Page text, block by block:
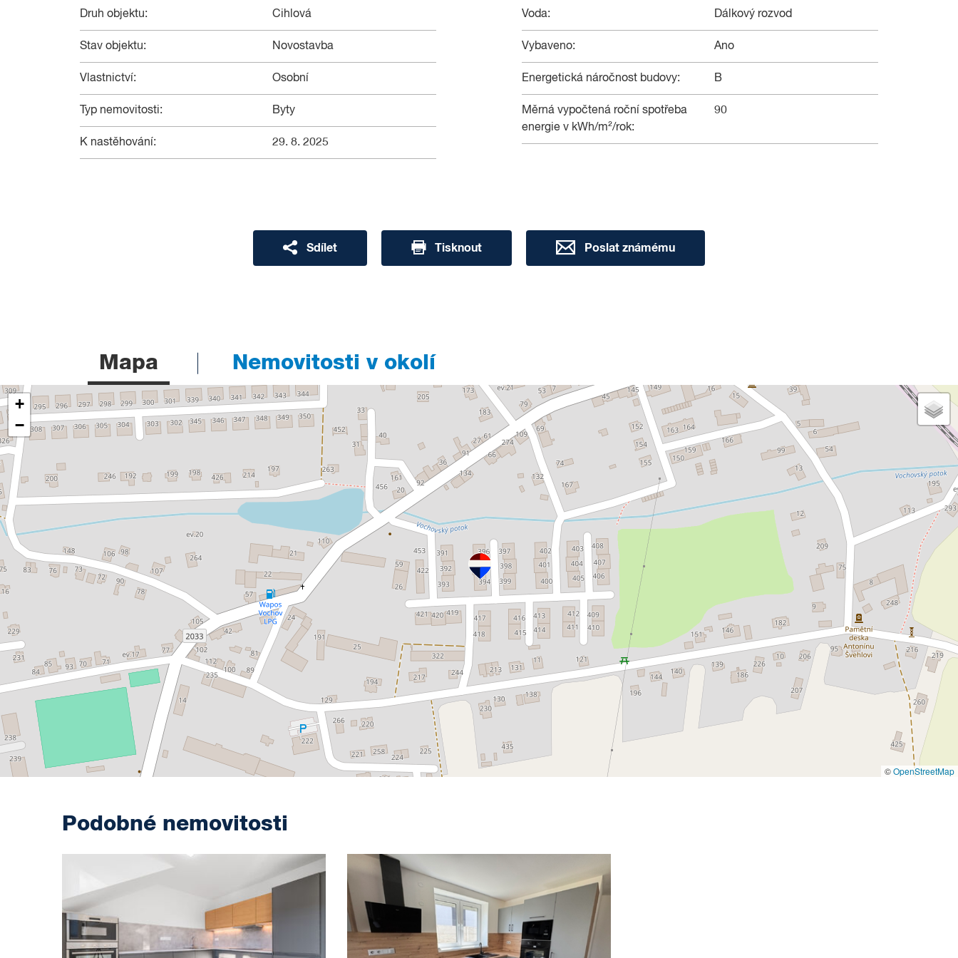
Máte-li zájem stát se prvními nájemníky tohoto krásného bytu, neváhejte se na nás obrátit.
Druh objektu: Cihlová
Stav objektu: Novostavba
Vlastnictví: Osobní
Typ nemovitosti: Byty
K nastěhování: 29. 8. 2025
Voda: Dálkový rozvod
Vybaveno: Ano
Energetická náročnost budovy: B
Měrná vypočtená roční spotřeba
energie v kWh/m²/rok:
90
Sdílet Tisknout Poslat známému
Mapa Nemovitosti v okolí
+
−
©OpenStreetMap
Podobné nemovitosti